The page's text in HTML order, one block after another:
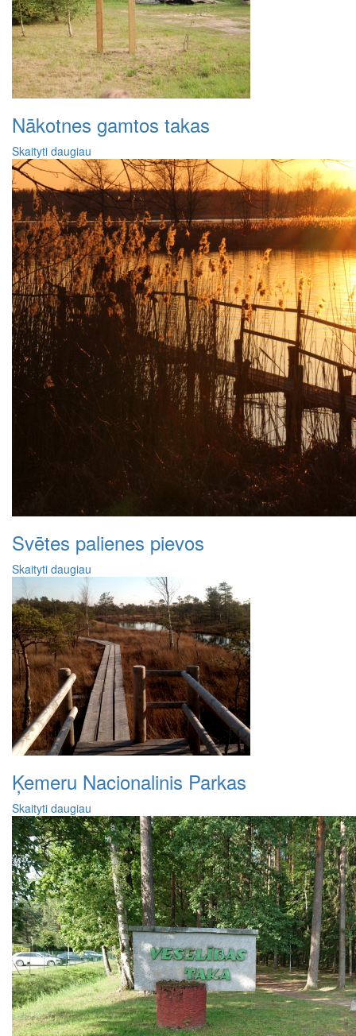
Nākotnes gamtos takas
Skaityti daugiau
Svētes palienes pievos
Skaityti daugiau
Ķemeru Nacionalinis Parkas
Skaityti daugiau